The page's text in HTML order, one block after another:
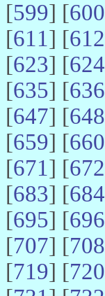
[599] [600
[611] [612
[623] [624
[635] [636
[647] [648
[659] [660
[671] [672
[683] [684
[695] [696
[707] [708
[719] [720